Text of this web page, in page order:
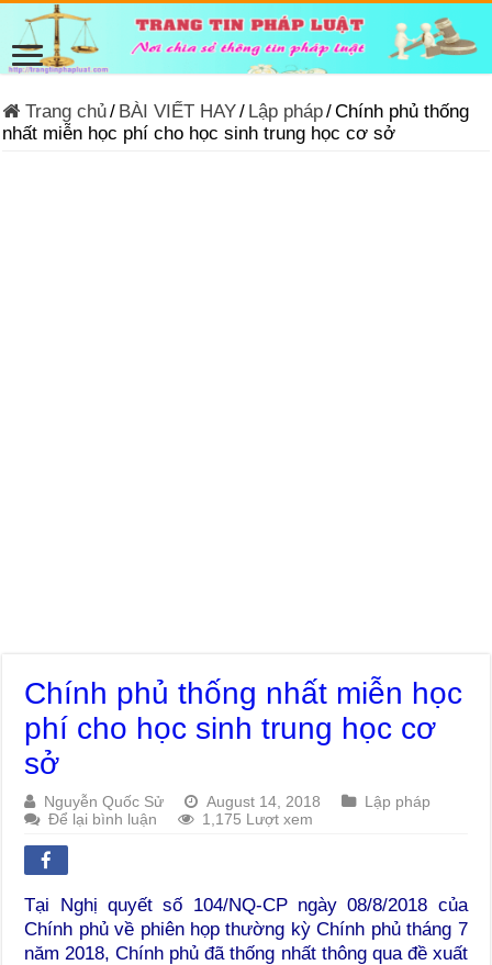
Trang chủ/ BÀI VIẾT HAY/ Lập pháp/Chính phủ thống
nhất miễn học phí cho học sinh trung học cơ sở
Chính phủ thống nhất miễn học
phí cho học sinh trung học cơ
sở
Nguyễn Quốc Sử August 14, 2018
Lập pháp
Để lại bình luận
1,175 Lượt xem
Tại Nghị quyết số 104/NQ-CP ngày 08/8/2018 của
Chính phủ về phiên họp thường kỳ Chính phủ tháng 7
năm 2018, Chính phủ đã thống nhất thông qua đề xuất